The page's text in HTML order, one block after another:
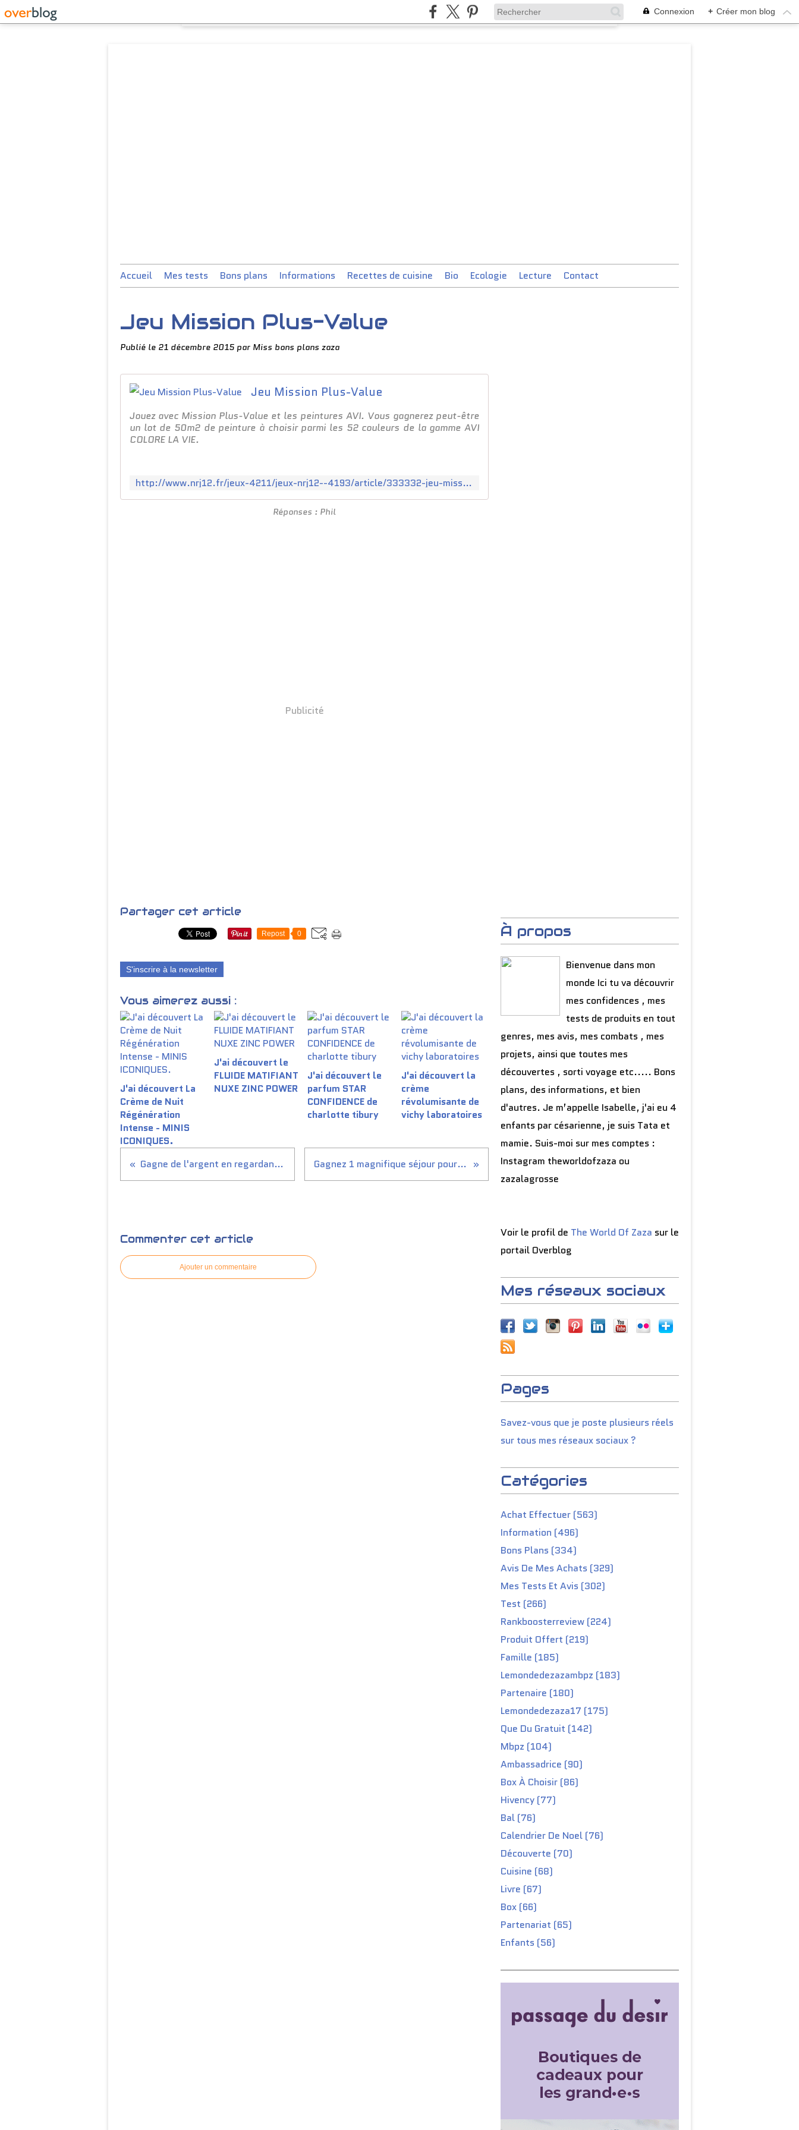
Connexion + Créer mon blog
Accueil Mes tests Bons plans Informations Recettes de cuisine Bio Ecologie Lecture Contact
Jeu Mission Plus-Value
Publié le 21 décembre 2015 par Miss bons plans zaza
Jeu Mission Plus-Value
Jouez avec Mission Plus-Value et les peintures AVI. Vous gagnerez peut-être
un lot de 50m2 de peinture à choisir parmi les 52 couleurs de la gamme AVI
COLORE LA VIE.
http://www.nrj12.fr/jeux-4211/jeux-nrj12--4193/article/333332-jeu-mission-plus-value-.html
Réponses : Phil
Publicité
Partager cet article
Repost 0
S'inscrire à la newsletter
Vous aimerez aussi :
J'ai découvert La
Crème de Nuit
Régénération
Intense - MINIS
ICONIQUES.
J'ai découvert le
FLUIDE MATIFIANT
NUXE ZINC POWER
J'ai découvert le
parfum STAR
CONFIDENCE de
charlotte tibury
J'ai découvert la
crème
révolumisante de
vichy laboratoires
Gagne de l'argent en regardant des pubs avec ... Gagnez 1 magnifique séjour pour 2 personnes à La...
Commenter cet article
Ajouter un commentaire
À propos
Bienvenue dans mon
monde Ici tu va découvrir
mes confidences , mes
tests de produits en tout
genres, mes avis, mes combats , mes
projets, ainsi que toutes mes
découvertes , sorti voyage etc..... Bons
plans, des informations, et bien
d'autres. Je m’appelle Isabelle, j'ai eu 4
enfants par césarienne, je suis Tata et
mamie. Suis-moi sur mes comptes :
Instagram theworldofzaza ou
zazalagrosse
Voir le profil de The World Of Zaza sur le
portail Overblog
Mes réseaux sociaux
Pages
Savez-vous que je poste plusieurs réels
sur tous mes réseaux sociaux ?
Catégories
Achat Effectuer (563)
Information (496)
Bons Plans (334)
Avis De Mes Achats (329)
Mes Tests Et Avis (302)
Test (266)
Rankboosterreview (224)
Produit Offert (219)
Famille (185)
Lemondedezazambpz (183)
Partenaire (180)
Lemondedezaza17 (175)
Que Du Gratuit (142)
Mbpz (104)
Ambassadrice (90)
Box À Choisir (86)
Hivency (77)
Bal (76)
Calendrier De Noel (76)
Découverte (70)
Cuisine (68)
Livre (67)
Box (66)
Partenariat (65)
Enfants (56)